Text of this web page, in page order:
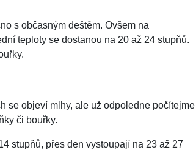
s občasným deštěm. Ovšem na
teploty se dostanou na 20 až 24 stupňů.
se objeví mlhy, ale už odpoledne počítejme
či bouřky.
stupňů, přes den vystoupají na 23 až 27